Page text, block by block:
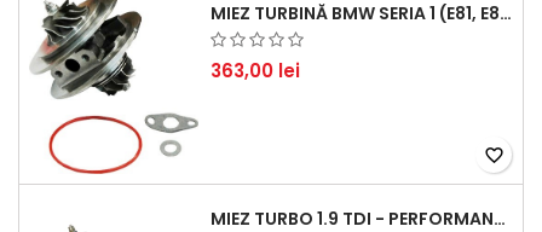
MIEZ TURBINĂ BMW SERIA 1 (E81, E87) 120 D - CREȘTEȚI PERFORMANȚA ȘI RĂSPUNSUL MOTORULUI
363,00 lei
favorite_border
MIEZ TURBO 1.9 TDI - PERFORMANȚĂ FIABILĂ PENTRU AUDI, SEAT, SKODA ȘI VW